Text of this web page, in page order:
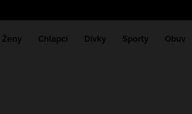
Ženy Chlapci Dívky Sporty Obuv